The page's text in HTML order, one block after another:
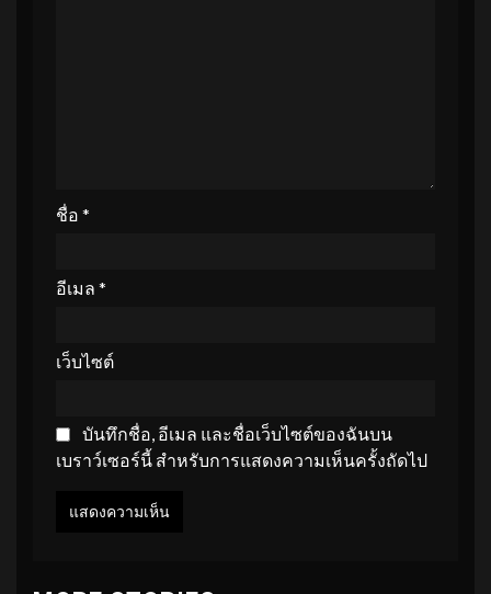
ชื่อ *
อีเมล *
เว็บไซต์
บันทึกชื่อ, อีเมล และชื่อเว็บไซต์ของฉันบน
เบราว์เซอร์นี้ สำหรับการแสดงความเห็นครั้งถัดไป